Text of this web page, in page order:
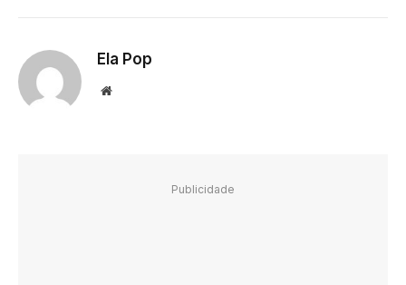
Ela Pop
Website
Publicidade